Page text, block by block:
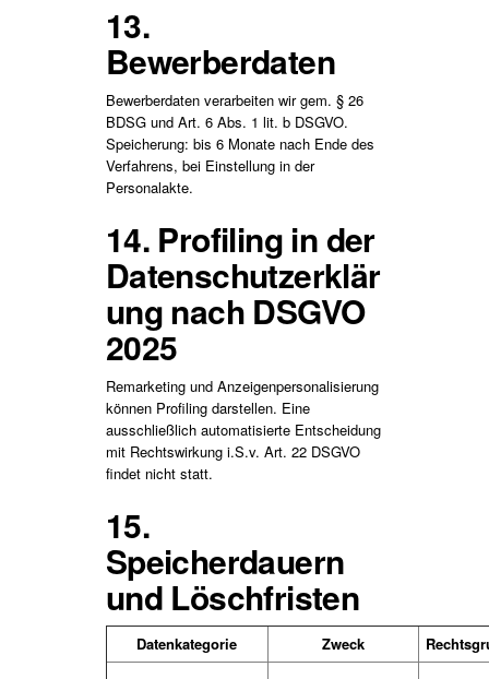
13.
Bewerberdaten
Bewerberdaten verarbeiten wir gem. § 26
BDSG und Art. 6 Abs. 1 lit. b DSGVO.
Speicherung: bis 6 Monate nach Ende des
Verfahrens, bei Einstellung in der
Personalakte.
14. Profiling in der
Datenschutzerklär
ung nach DSGVO
2025
Remarketing und Anzeigenpersonalisierung
können Profiling darstellen. Eine
ausschließlich automatisierte Entscheidung
mit Rechtswirkung i.S.v. Art. 22 DSGVO
findet nicht statt.
15.
Speicherdauern
und Löschfristen
Datenkategorie Zweck